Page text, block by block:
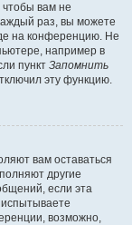
чтобы вам не
раз, вы можете
на конференцию. Не
например в
пункт Запомнить
эту функцию.
вам оставаться
другие
если эта
возможно,